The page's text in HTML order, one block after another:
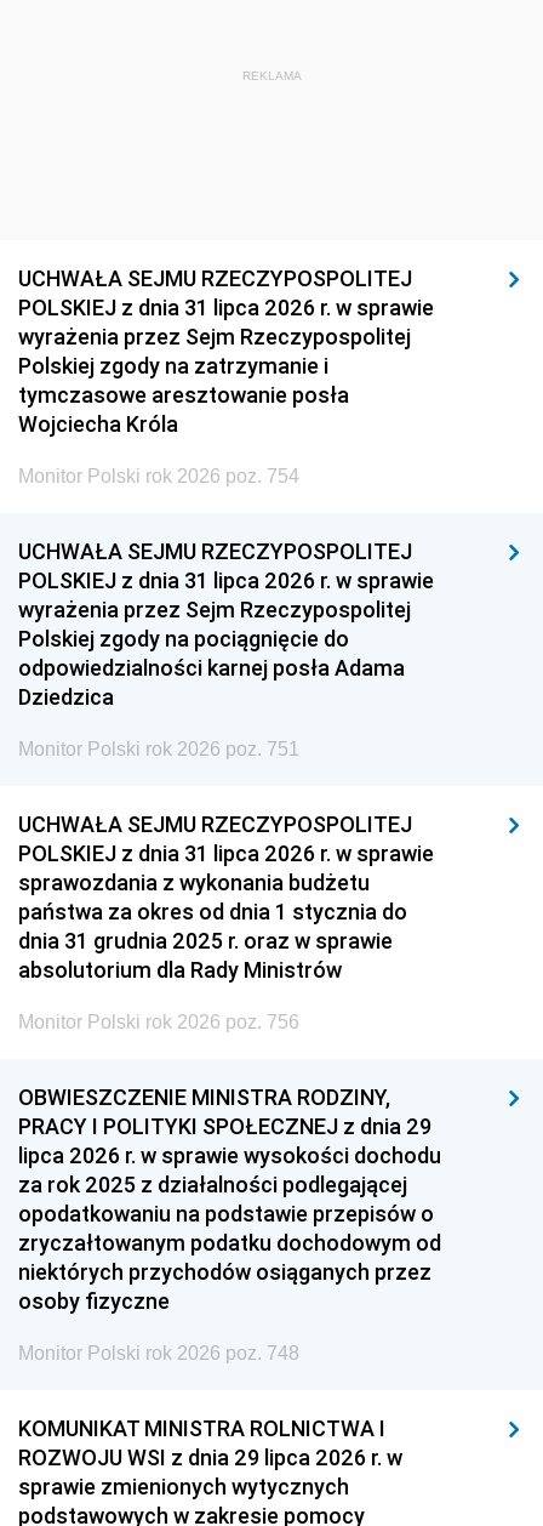
REKLAMA
UCHWAŁA SEJMU RZECZYPOSPOLITEJ
POLSKIEJ z dnia 31 lipca 2026 r. w sprawie
wyrażenia przez Sejm Rzeczypospolitej
Polskiej zgody na zatrzymanie i
tymczasowe aresztowanie posła
Wojciecha Króla
Monitor Polski rok 2026 poz. 754
UCHWAŁA SEJMU RZECZYPOSPOLITEJ
POLSKIEJ z dnia 31 lipca 2026 r. w sprawie
wyrażenia przez Sejm Rzeczypospolitej
Polskiej zgody na pociągnięcie do
odpowiedzialności karnej posła Adama
Dziedzica
Monitor Polski rok 2026 poz. 751
UCHWAŁA SEJMU RZECZYPOSPOLITEJ
POLSKIEJ z dnia 31 lipca 2026 r. w sprawie
sprawozdania z wykonania budżetu
państwa za okres od dnia 1 stycznia do
dnia 31 grudnia 2025 r. oraz w sprawie
absolutorium dla Rady Ministrów
Monitor Polski rok 2026 poz. 756
OBWIESZCZENIE MINISTRA RODZINY,
PRACY I POLITYKI SPOŁECZNEJ z dnia 29
lipca 2026 r. w sprawie wysokości dochodu
za rok 2025 z działalności podlegającej
opodatkowaniu na podstawie przepisów o
zryczałtowanym podatku dochodowym od
niektórych przychodów osiąganych przez
osoby fizyczne
Monitor Polski rok 2026 poz. 748
KOMUNIKAT MINISTRA ROLNICTWA I
ROZWOJU WSI z dnia 29 lipca 2026 r. w
sprawie zmienionych wytycznych
podstawowych w zakresie pomocy